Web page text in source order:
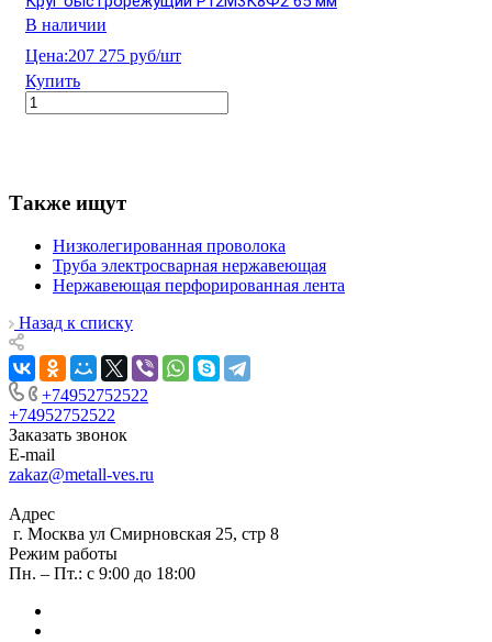
В наличии
Цена:207 275 руб/шт
Купить
Также ищут
Низколегированная проволока
Труба электросварная нержавеющая
Нержавеющая перфорированная лента
Назад к списку
+74952752522
+74952752522
Заказать звонок
E-mail
zakaz@metall-ves.ru
Адрес
г. Москва ул Смирновская 25, стр 8
Режим работы
Пн. – Пт.: с 9:00 до 18:00